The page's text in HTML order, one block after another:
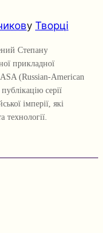
у Творці
Степану
прикладної
(Russian-American
серії
імперії, які
технології.